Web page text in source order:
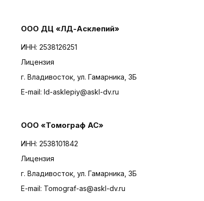
ООО ДЦ «ЛД-Асклепий»
ИНН: 2538126251
Лицензия
г. Владивосток, ул. Гамарника, 3Б
E-mail: ld-asklepiy@askl-dv.ru
ООО «Томограф АС»
ИНН: 2538101842
Лицензия
г. Владивосток, ул. Гамарника, 3Б
E-mail: Tomograf-as@askl-dv.ru